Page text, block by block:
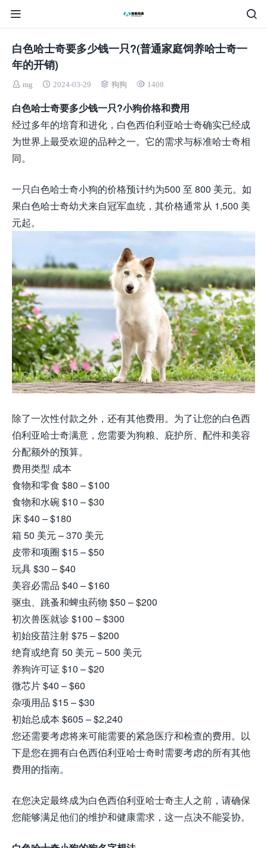
白色哈士奇要多少钱一只?(普通家庭饲养哈士奇一
年的开销)
mg 2024-03-29 狗狗 1408
白色哈士奇要多少钱一只?小狗价格和费用
经过多年的培育和进化，白色西伯利亚哈士奇确实已经成
为世界上最受欢迎的品种之一。它的需求与标准哈士奇相
同。
一只白色哈士奇小狗的价格预计约为500 至 800 美元。如
果白色哈士奇幼犬来自冠军血统，其价格通常从 1,500 美
元起。
除了一次性付款之外，还有其他费用。为了让您的白色西
伯利亚哈士奇满意，您需要为狗粮、庇护所、配件和美容
分配额外的预算。
费用类型 成本
食物和零食 $80 – $100
食物和水碗 $10 – $30
床 $40 – $180
箱 50 美元 – 370 美元
皮带和项圈 $15 – $50
玩具 $30 – $40
美容必需品 $40 – $160
驱虫、跳蚤和蜱虫药物 $50 – $200
初次兽医就诊 $100 – $300
初始疫苗注射 $75 – $200
绝育或绝育 50 美元 – 500 美元
养狗许可证 $10 – $20
微芯片 $40 – $60
杂项用品 $15 – $30
初始总成本 $605 – $2,240
您还需要考虑将来可能需要的紧急医疗和检查的费用。以
下是您在拥有白色西伯利亚哈士奇时需要考虑的所有其他
费用的指南。
在您决定最终成为白色西伯利亚哈士奇主人之前，请确保
您能够满足他们的维护和健康需求，这一点决不能妥协。